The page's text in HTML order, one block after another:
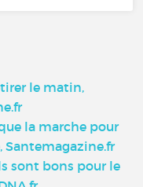
le matin,
la marche pour
Santemagazine.fr
sont bons pour le